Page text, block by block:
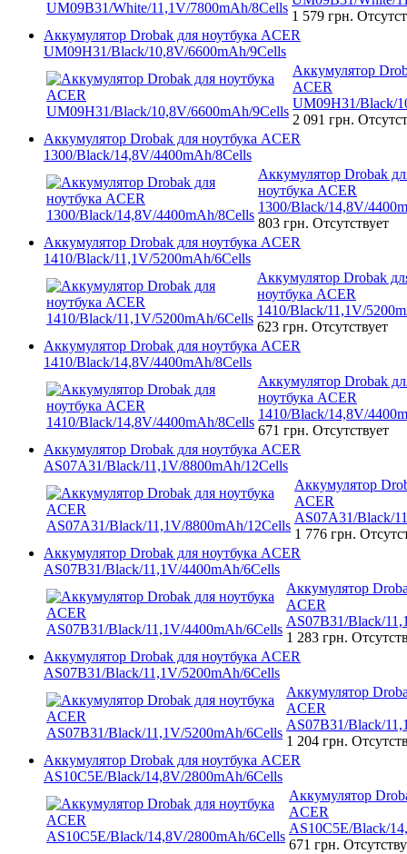
1 579 грн.
Аккумулятор Drobak для ноутбука ACER
UM09H31/Black/10,8V/6600mAh/9Cells
Аккумулятор
ACER
UM09H31/Black/
2 091 грн.
Аккумулятор Drobak для ноутбука ACER
1300/Black/14,8V/4400mAh/8Cells
Аккумулятор Drobak
ноутбука ACER
1300/Black/14,8V/
803 грн. Отсутствует
Аккумулятор Drobak для ноутбука ACER
1410/Black/11,1V/5200mAh/6Cells
Аккумулятор Drobak
ноутбука ACER
1410/Black/11,1V/
623 грн. Отсутствует
Аккумулятор Drobak для ноутбука ACER
1410/Black/14,8V/4400mAh/8Cells
Аккумулятор Drobak
ноутбука ACER
1410/Black/14,8V/
671 грн. Отсутствует
Аккумулятор Drobak для ноутбука ACER
AS07A31/Black/11,1V/8800mAh/12Cells
Аккумулятор
ACER
AS07A31/Black/
1 776 грн.
Аккумулятор Drobak для ноутбука ACER
AS07B31/Black/11,1V/4400mAh/6Cells
Аккумулятор
ACER
AS07B31/Black/
1 283 грн.
Аккумулятор Drobak для ноутбука ACER
AS07B31/Black/11,1V/5200mAh/6Cells
Аккумулятор
ACER
AS07B31/Black/
1 204 грн.
Аккумулятор Drobak для ноутбука ACER
AS10C5E/Black/14,8V/2800mAh/6Cells
Аккумулятор
ACER
AS10C5E/Black/
671 грн.